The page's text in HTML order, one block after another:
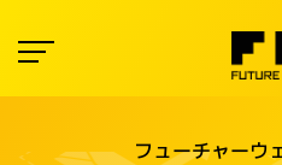
フューチャー